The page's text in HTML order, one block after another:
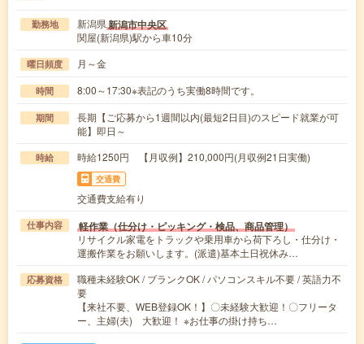
勤務地 新潟県新潟市中央区
関屋(新潟県)駅から車10分
曜日頻度 月～金
時間 8:00～17:30※表記のうち実働8時間です。
期間
長期【ご応募から1週間以内(最短2日目)のスピード就業が可
能】即日～
時給 時給1250円 【月収例】210,000円(月収例21日実働)
交通費
交通費支給有り
仕事内容 軽作業（仕分け・ピッキング・検品、商品管理）
リサイクル家電をトラックや乗用車から荷下ろし・仕分け・
運搬作業をお願いします。(派遣)基本土日祝休み…
応募資格
職種未経験OK / ブランクOK / パソコンスキル不要 / 英語力不
要
【来社不要、WEB登録OK！】〇未経験大歓迎！〇フリータ
ー、主婦(夫) 大歓迎！ ※お仕事の掛け持ち…